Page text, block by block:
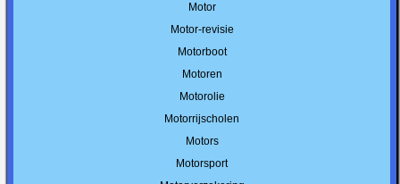
Motor
Motor-revisie
Motorboot
Motoren
Motorolie
Motorrijscholen
Motors
Motorsport